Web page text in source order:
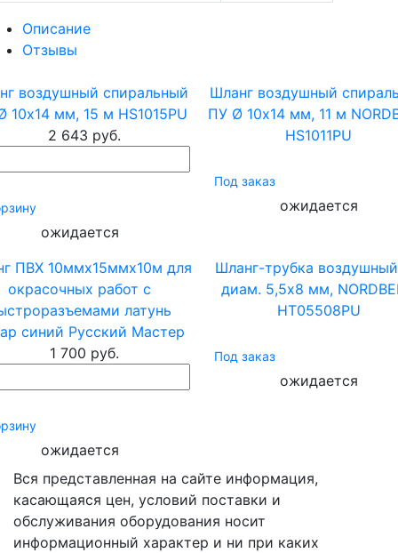
Описание
Отзывы
воздушный спиральный
10х14 мм, 15 м HS1015PU
2 643 руб.
ожидается
Шланг воздушный
ПУ Ø 10х14 мм, 11 м
HS1011PU
Под заказ
ожидается
ПВХ 10ммх15ммх10м для
окрасочных работ с
латунь
синий Русский Мастер
1 700 руб.
ожидается
Шланг-трубка
диам. 5,5х8 мм,
HT05508PU
Под заказ
ожидается
Вся представленная на сайте информация,
касающаяся цен, условий поставки и
обслуживания оборудования носит
информационный характер и ни при каких